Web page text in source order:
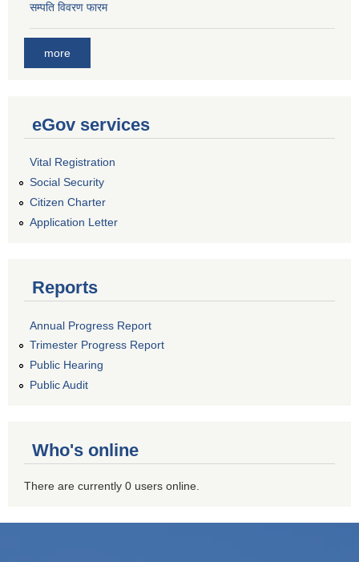
सम्पति विवरण फारम
more
eGov services
Vital Registration
Social Security
Citizen Charter
Application Letter
Reports
Annual Progress Report
Trimester Progress Report
Public Hearing
Public Audit
Who's online
There are currently 0 users online.